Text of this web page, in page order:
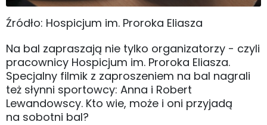
Źródło: Hospicjum im. Proroka Eliasza
Na bal zapraszają nie tylko organizatorzy - czyli
pracownicy Hospicjum im. Proroka Eliasza.
Specjalny filmik z zaproszeniem na bal nagrali
też słynni sportowcy: Anna i Robert
Lewandowscy. Kto wie, może i oni przyjadą
na sobotni bal?